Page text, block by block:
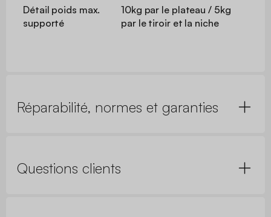
Détail poids max.
supporté
10kg par le plateau / 5kg
par le tiroir et la niche
Réparabilité, normes et garanties
Questions clients